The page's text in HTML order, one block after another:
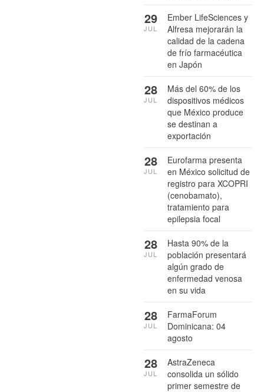
Ember LifeSciences y
Alfresa mejorarán la
calidad de la cadena
de frío farmacéutica
en Japón
29
JUL
Más del 60% de los
dispositivos médicos
que México produce
se destinan a
exportación
28
JUL
Eurofarma presenta
en México solicitud de
registro para XCOPRI
(cenobamato),
tratamiento para
epilepsia focal
28
JUL
Hasta 90% de la
población presentará
algún grado de
enfermedad venosa
en su vida
28
JUL
FarmaForum
Dominicana: 04
agosto
28
JUL
AstraZeneca
consolida un sólido
primer semestre de
28
JUL